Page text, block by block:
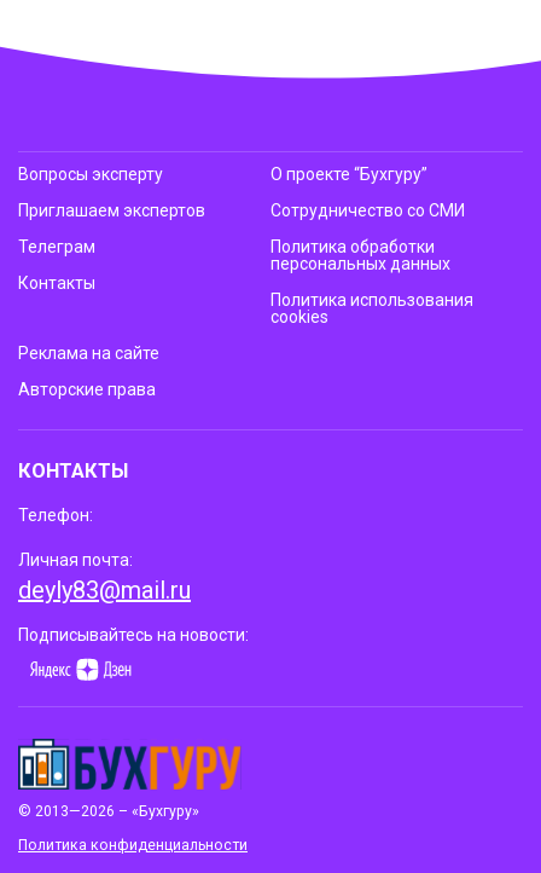
© 2013—2026 – «Бухгуру»
Политика конфиденциальности
Вопросы эксперту
Приглашаем экспертов
Телеграм
Контакты
О проекте “Бухгуру”
Сотрудничество со СМИ
Политика обработки
персональных данных
Политика использования
cookies
Реклама на сайте
Авторские права
КОНТАКТЫ
Телефон:
Личная почта:
deyly83@mail.ru
Подписывайтесь на новости: